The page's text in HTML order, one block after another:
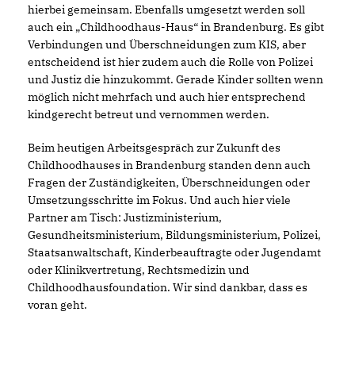
hierbei gemeinsam. Ebenfalls umgesetzt werden soll
auch ein „Childhoodhaus-Haus“ in Brandenburg. Es gibt
Verbindungen und Überschneidungen zum KIS, aber
entscheidend ist hier zudem auch die Rolle von Polizei
und Justiz die hinzukommt. Gerade Kinder sollten wenn
möglich nicht mehrfach und auch hier entsprechend
kindgerecht betreut und vernommen werden.
Beim heutigen Arbeitsgespräch zur Zukunft des
Childhoodhauses in Brandenburg standen denn auch
Fragen der Zuständigkeiten, Überschneidungen oder
Umsetzungsschritte im Fokus. Und auch hier viele
Partner am Tisch: Justizministerium,
Gesundheitsministerium, Bildungsministerium, Polizei,
Staatsanwaltschaft, Kinderbeauftragte oder Jugendamt
oder Klinikvertretung, Rechtsmedizin und
Childhoodhausfoundation. Wir sind dankbar, dass es
voran geht.